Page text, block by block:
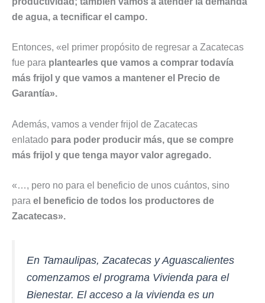
de agua, a tecnificar el campo.
Entonces, «el primer propósito de regresar a Zacatecas
fue para plantearles que vamos a comprar todavía
más frijol y que vamos a mantener el Precio de
Garantía».
Además, vamos a vender frijol de Zacatecas
enlatado para poder producir más, que se compre
más frijol y que tenga mayor valor agregado.
«…, pero no para el beneficio de unos cuántos, sino
para el beneficio de todos los productores de
Zacatecas».
En Tamaulipas, Zacatecas y Aguascalientes
comenzamos el programa Vivienda para el
Bienestar. El acceso a la vivienda es un